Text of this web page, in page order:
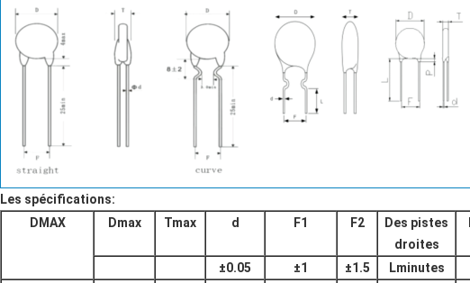
Les spécifications:
DMAX
Dmax Tmax d F1 F2
Des pistes
droites
±0.05 ±1 ±1.5 Lminutes